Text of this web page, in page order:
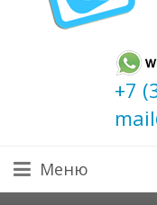
+7
Меню